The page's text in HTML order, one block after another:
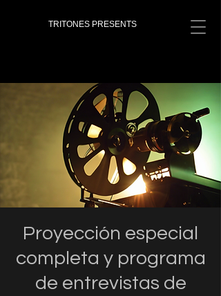
TRITONES PRESENTS
Proyección especial
completa y programa
de entrevistas de